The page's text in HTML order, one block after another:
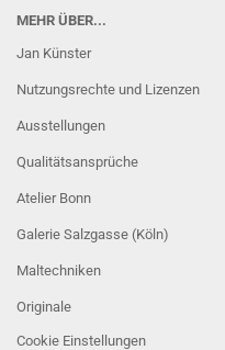
MEHR ÜBER...
Jan Künster
Nutzungsrechte und Lizenzen
Ausstellungen
Qualitätsansprüche
Atelier Bonn
Galerie Salzgasse (Köln)
Maltechniken
Originale
Cookie Einstellungen